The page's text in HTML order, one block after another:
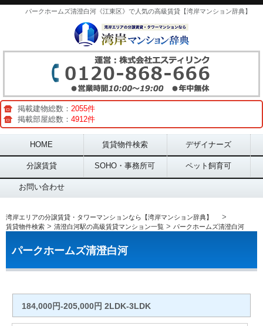
パークホームズ清澄白河《江東区》で人気の高級賃貸【湾岸マンション辞典】
掲載建物総数： 2055件
掲載部屋総数： 4912件
Main menu
HOME 賃貸物件検索 デザイナーズ
分譲賃貸 SOHO・事務所可 ペット飼育可
お問い合わせ
湾岸エリアの分譲賃貸・タワーマンションなら【湾岸マンション辞典】 >
賃貸物件検索 > 清澄白河駅の高級賃貸マンション一覧 > パークホームズ清澄白河
パークホームズ清澄白河
184,000円-205,000円 2LDK-3LDK